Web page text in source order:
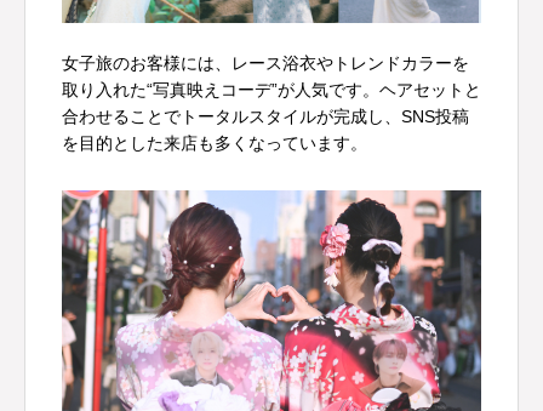
女子旅のお客様には、レース浴衣やトレンドカラーを
取り入れた“写真映えコーデ”が人気です。ヘアセットと
合わせることでトータルスタイルが完成し、SNS投稿
を目的とした来店も多くなっています。